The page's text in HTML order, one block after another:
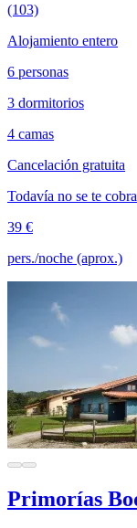
(103)
Alojamiento entero
6 personas
3 dormitorios
4 camas
Cancelación gratuita
Todavía no se te
39 €
pers./noche (aprox.)
Primorías